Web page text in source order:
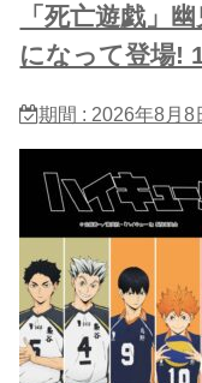
「死亡遊戯」
になって登場!
期間 : 2026年8月8